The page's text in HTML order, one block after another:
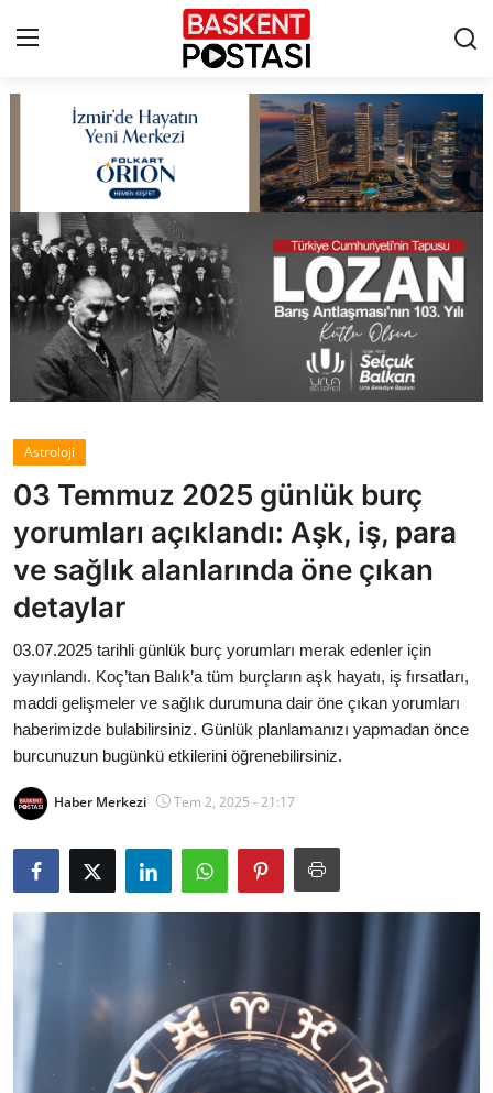
Çerez Politikası
Künye
Ankara
TBMM
Cumhurbaşkanlığı
Bakanlıklar
Siyasi Partiler
Mülki İdare
Toplum ve Yaşam
Sivil Toplum Kuruluşları
Kamu Kurumları ve Üst Kurullar
Resmi Reklamlar
Astroloji
03 Temmuz 2025 günlük burç
yorumları açıklandı: Aşk, iş, para
ve sağlık alanlarında öne çıkan
detaylar
03.07.2025 tarihli günlük burç yorumları merak edenler için
yayınlandı. Koç’tan Balık’a tüm burçların aşk hayatı, iş fırsatları,
maddi gelişmeler ve sağlık durumuna dair öne çıkan yorumları
haberimizde bulabilirsiniz. Günlük planlamanızı yapmadan önce
burcunuzun bugünkü etkilerini öğrenebilirsiniz.
Haber Merkezi Tem 2, 2025 - 21:17